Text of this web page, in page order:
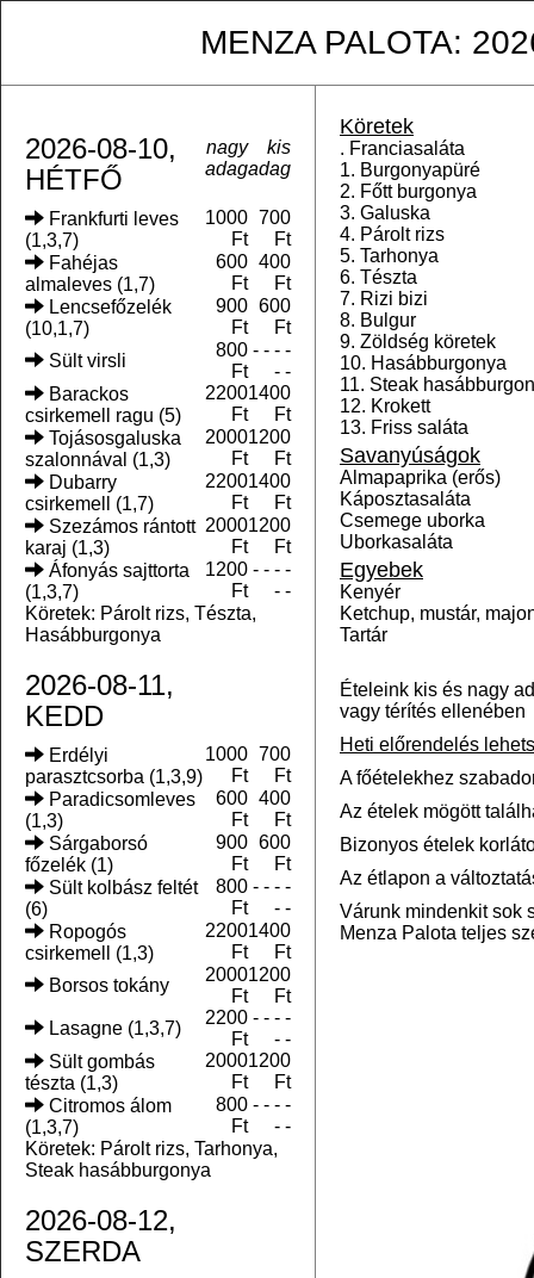
MENZA PALOTA:
2026-08-10,
HÉTFŐ
nagy
adag
kis
adag
Frankfurti leves
(1,3,7)
1000
Ft
700
Ft
Fahéjas
almaleves (1,7)
600
Ft
400
Ft
Lencsefőzelék
(10,1,7)
900
Ft
600
Ft
Sült virsli
800
Ft
- - - -
- -
Barackos
csirkemell ragu (5)
2200
Ft
1400
Ft
Tojásosgaluska
szalonnával (1,3)
2000
Ft
1200
Ft
Dubarry
csirkemell (1,7)
2200
Ft
1400
Ft
Szezámos rántott
karaj (1,3)
2000
Ft
1200
Ft
Áfonyás sajttorta
(1,3,7)
1200
Ft
- - - -
- -
Köretek: Párolt rizs, Tészta,
Hasábburgonya
2026-08-11,
KEDD
Erdélyi
parasztcsorba (1,3,9)
1000
Ft
700
Ft
Paradicsomleves
(1,3)
600
Ft
400
Ft
Sárgaborsó
főzelék (1)
900
Ft
600
Ft
Sült kolbász feltét
(6)
800
Ft
- - - -
- -
Ropogós
csirkemell (1,3)
2200
Ft
1400
Ft
Borsos tokány
2000
Ft
1200
Ft
Lasagne (1,3,7)
2200
Ft
- - - -
- -
Sült gombás
tészta (1,3)
2000
Ft
1200
Ft
Citromos álom
(1,3,7)
800
Ft
- - - -
- -
Köretek: Párolt rizs, Tarhonya,
Steak hasábburgonya
2026-08-12,
SZERDA
Köretek
. Franciasaláta
1. Burgonyapüré
2. Főtt burgonya
3. Galuska
4. Párolt rizs
5. Tarhonya
6. Tészta
7. Rizi bizi
8. Bulgur
9. Zöldség köretek
10. Hasábburgonya
11. Steak
12. Krokett
13. Friss saláta
Savanyúságok
Almapaprika (erős)
Káposztasaláta
Csemege uborka
Uborkasaláta
Egyebek
Kenyér
Ketchup, mustár,
Tartár
Ételeink kis és nagy
vagy térítés
Heti előrendelés
A főételekhez
Az ételek mögött
Bizonyos ételek
Az étlapon a
Várunk mindenkit sok
Menza Palota teljes